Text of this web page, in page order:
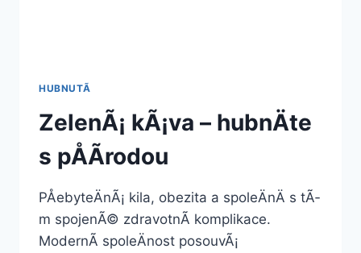
HUBNUTÃ­
ZelenÃ¡ kÃ¡va – hubnÄte
s pÅÃ­rodou
PÅebyteÄnÃ¡ kila, obezita a spoleÄnÄ s tÃ­
m spojenÃ© zdravotnÃ­ komplikace.
ModernÃ­ spoleÄnost posouvÃ¡